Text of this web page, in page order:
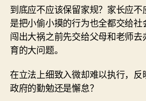
到底应不应该保留家规？家长应不
是把小偷小摸的行为也全都交给
闯出大祸之前先交给父母和老师
育的大问题。
在立法上细致入微却难以执行，
政府的勤勉还是懈怠？